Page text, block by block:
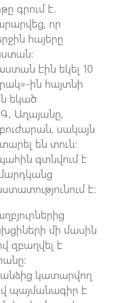
գրում է.
որ
հայերը
էին եկել 10
ին հայտնի
եկած
Աղայանը,
սակայն
են տուն։
գտնվում է
է։
մի մասին
զբաղվել է
կատարվող
պայմանագիր է